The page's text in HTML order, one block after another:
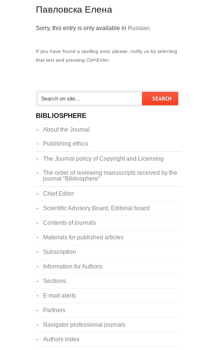
Павловска Елена
Sorry, this entry is only available in Russian.
If you have found a spelling error, please, notify us by selecting
that text and pressing Ctrl+Enter.
BIBLIOSPHERE
About the Journal
Publishing ethics
The Journal policy of Copyright and Licensing
The order of reviewing manuscripts received by the
journal “Bibliosphere”
Chief Editor
Scientific Advisory Board, Editorial board
Contents of journals
Materials for published articles
Subscription
Information for Authors
Sections
E-mail alerts
Partners
Navigator professional journals
Authors index